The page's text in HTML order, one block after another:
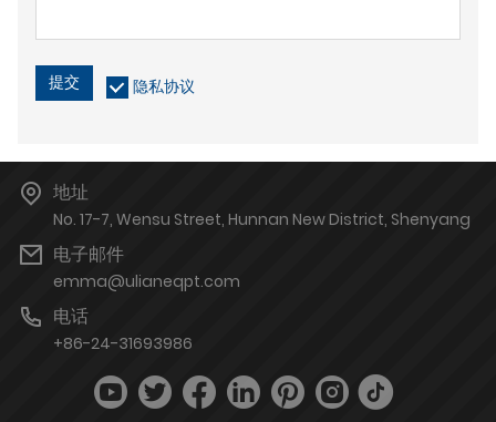
提交 隐私协议
地址
No. 17-7, Wensu Street, Hunnan New District, Shenyang
电子邮件
emma@ulianeqpt.com
电话
+86-24-31693986